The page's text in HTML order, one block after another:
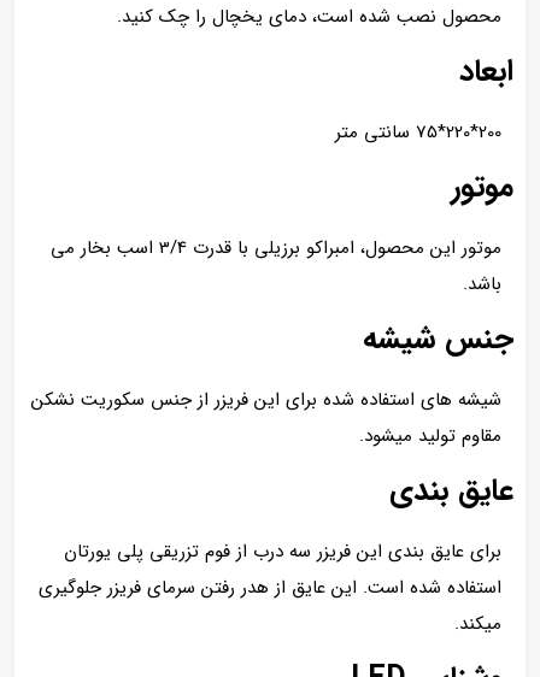
محصول نصب شده است، دمای یخچال را چک کنید.
ابعاد
200*220*75 سانتی متر
موتور
موتور این محصول، امبراکو برزیلی با قدرت 3/4 اسب بخار می
باشد.
جنس شیشه
شیشه های استفاده شده برای این فریزر از جنس سکوریت نشکن
مقاوم تولید میشود.
عایق بندی
برای عایق بندی این فریزر سه درب از فوم تزریقی پلی یورتان
استفاده شده است. این عایق از هدر رفتن سرمای فریزر جلوگیری
میکند.